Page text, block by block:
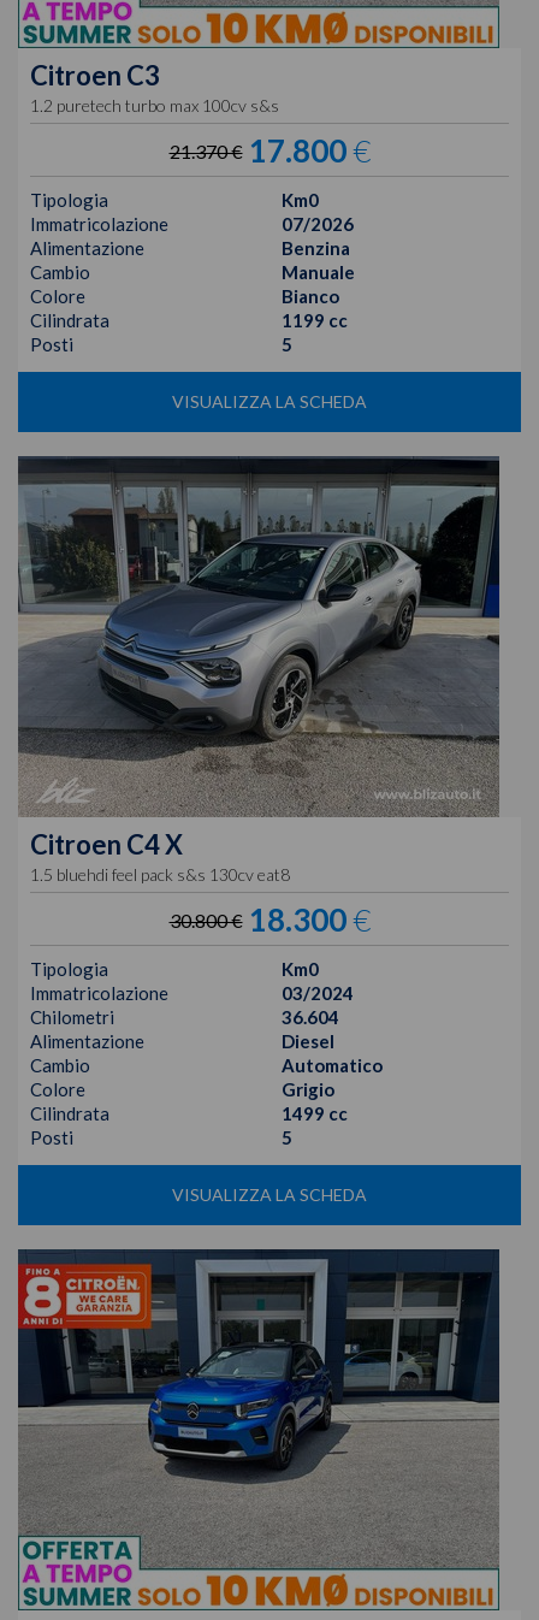
Citroen C3
1.2 puretech turbo max 100cv s&s
21.370 € 17.800€
Tipologia
Km0
Immatricolazione
07/2026
Alimentazione
Benzina
Cambio
Manuale
Colore
Bianco
Cilindrata
1199 cc
Posti
5
VISUALIZZA LA SCHEDA
Citroen C4 X
1.5 bluehdi feel pack s&s 130cv eat8
30.800 € 18.300€
Tipologia
Km0
Immatricolazione
03/2024
Chilometri
36.604
Alimentazione
Diesel
Cambio
Automatico
Colore
Grigio
Cilindrata
1499 cc
Posti
5
VISUALIZZA LA SCHEDA